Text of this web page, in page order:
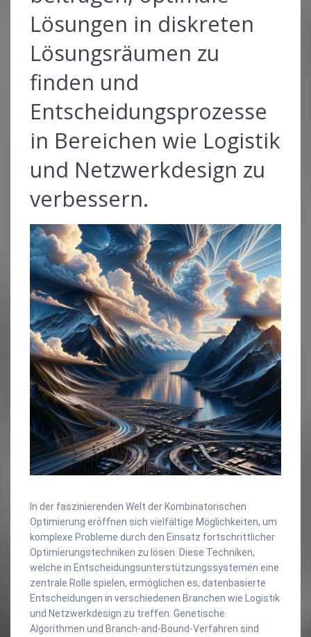
Lösungen in diskreten
Lösungsräumen zu
finden und
Entscheidungsprozesse
in Bereichen wie Logistik
und Netzwerkdesign zu
verbessern.
In der faszinierenden Welt der Kombinatorischen
Optimierung eröffnen sich vielfältige Möglichkeiten, um
komplexe Probleme durch den Einsatz fortschrittlicher
Optimierungstechniken zu lösen. Diese Techniken,
welche in Entscheidungsunterstützungssystemen eine
zentrale Rolle spielen, ermöglichen es, datenbasierte
Entscheidungen in verschiedenen Branchen wie Logistik
und Netzwerkdesign zu treffen. Genetische
Algorithmen und Branch-and-Bound-Verfahren sind